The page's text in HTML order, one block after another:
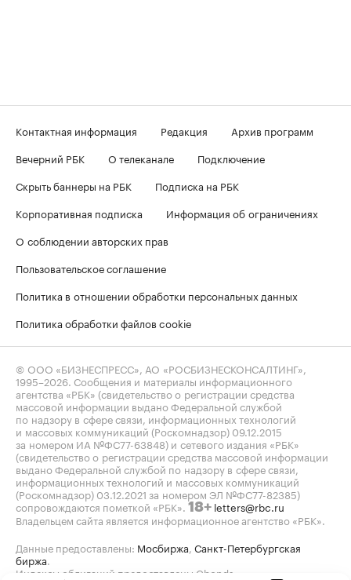
Контактная информация Редакция
Архив программ
Вечерний РБК
О телеканале
Подключение
Скрыть баннеры на РБК
Подписка на РБК
Корпоративная подписка
Информация об ограничениях
О соблюдении авторских прав
Пользовательское соглашение
Политика в отношении обработки персональных данных
Политика обработки файлов cookie
© ООО «БИЗНЕСПРЕСС», АО «РОСБИЗНЕСКОНСАЛТИНГ»,
1995–2026 . Сообщения и материалы информационного
агентства «РБК» (свидетельство о регистрации средства
массовой информации выдано Федеральной службой
по надзору в сфере связи, информационных технологий
и массовых коммуникаций (Роскомнадзор) 09.12.2015
за номером ИА №ФС77-63848) и сетевого издания «РБК»
(свидетельство о регистрации средства массовой информации
выдано Федеральной службой по надзору в сфере связи,
информационных технологий и массовых коммуникаций
(Роскомнадзор) 03.12.2021 за номером ЭЛ №ФС77-82385)
сопровождаются пометкой «РБК». 18+ letters@rbc.ru
Владельцем сайта является информационное агентство «РБК».
Данные предоставлены: Мосбиржа Санкт-Петербургская
биржа
Индексы облигаций предоставлены Cbonds.